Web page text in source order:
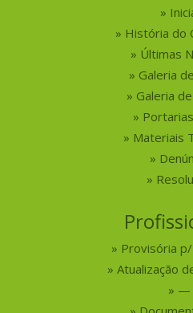
História do
Últimas
Galeria
Galeria
Materiais
Provisória
Atualização
—